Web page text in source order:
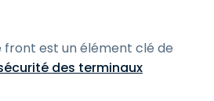
front est un élément clé de
des terminaux